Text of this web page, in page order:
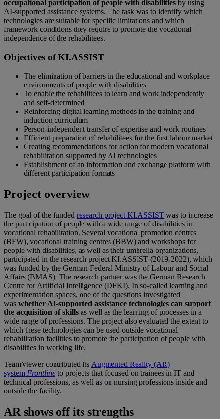
occupational participation of people with disabilities by using
AI-supported assistance systems. The task was to identify which
technologies are suitable for specific limitations and which
framework conditions they require to promote the vocational
independence of the rehabilitees.
Objectives of KI.ASSIST
The elimination of barriers in the educational and workplace
environments of people with disabilities
To enable the rehabilitees to learn and work independently
and self-determined
Reinforcing digital learning methods in the training and
induction curriculum
Person-independent transfer of expertise and work routines
Efficient preparation of rehabilitees for the first labour market
Creating recommendations for action for modern vocational
rehabilitation supported by AI technologies
Establishment of an information and exchange platform with
different participation formats
Project overview
The goal of the funded research project KI.ASSIST was to increase
the participation of people with a wide range of disabilities in
vocational rehabilitation. Several vocational promotion centres
(BFW), vocational training centres (BBW) and workshops for
people with disabilities, as well as their umbrella organizations,
participated in the research project KI.ASSIST (2019-2022), which
was funded by the German Federal Ministry of Labour and Social
Affairs (BMAS). The research partner was the German Research
Centre for Artificial Intelligence (DFKI). In so-called learning and
experimentation spaces, one of the questions investigated
was whether AI-supported assistance technologies can support
the acquisition of skills as well as the learning of processes in a
wide range of professions. The project also evaluated the extent to
which these technologies can be used outside vocational
rehabilitation facilities to promote the participation of people with
disabilities in working life.
TeamViewer contributed its Augmented Reality (AR)
system Frontline to projects that focused on trainees in IT and
technical professions, as well as on nursing professions inside and
outside the facility.
AR shows off its strengths